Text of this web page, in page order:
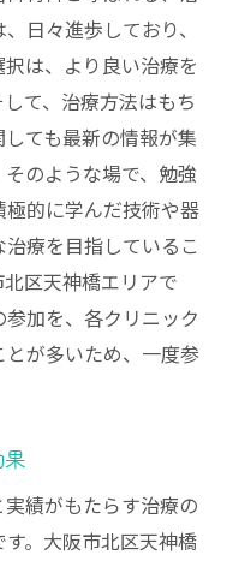
日々進歩しており、
は、より良い治療を
て、治療方法はもち
ても最新の情報が集
のような場で、勉強
的に学んだ技術や器
療を目指しているこ
区天神橋エリアで
加を、各クリニック
が多いため、一度参
績がもたらす治療の
。大阪市北区天神橋